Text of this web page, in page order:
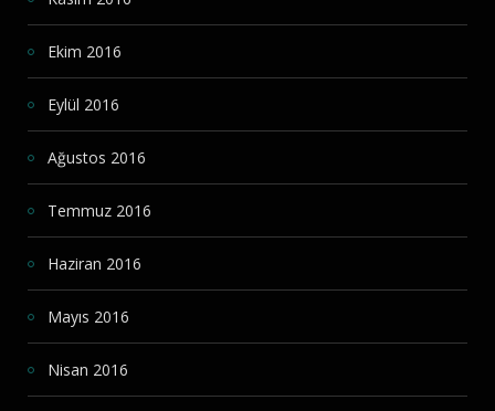
Ekim 2016
Eylül 2016
Ağustos 2016
Temmuz 2016
Haziran 2016
Mayıs 2016
Nisan 2016